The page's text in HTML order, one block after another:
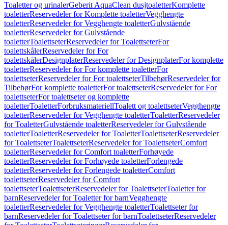
Toaletter og urinalerGeberit AquaClean dusjtoaletterKomplette
toaletterReservedeler for Komplette toaletterVegghengte
toaletterReservedeler for Vegghengte toaletterGulvstående
toaletterReservedeler for Gulvstående
toaletterToalettseterReservedeler for ToalettseterFor
toalettskålerReservedeler for For
toalettskålerDesignplaterReservedeler for DesignplaterFor komplette
toaletterReservedeler for For komplette toaletterFor
toalettseterReservedeler for For toalettseterTilbehørReservedeler for
TilbehørFor komplette toaletterFor toalettseterReservedeler for For
toalettseterFor toalettseter og komplette
toaletterToaletterForbruksmateriellToalett og toalettseterVegghengte
toaletterReservedeler for Vegghengte toaletterToaletterReservedeler
for ToaletterGulvstående toaletterReservedeler for Gulvstående
toaletterToaletterReservedeler for ToaletterToalettseterReservedeler
for ToalettseterToalettseterReservedeler for ToalettseterComfort
toaletterReservedeler for Comfort toaletterForhøyede
toaletterReservedeler for Forhøyede toaletterForlengede
toaletterReservedeler for Forlengede toaletterComfort
toalettseterReservedeler for Comfort
toalettseterToalettseterReservedeler for ToalettseterToaletter for
barnReservedeler for Toaletter for barnVegghengte
toaletterReservedeler for Vegghengte toaletterToalettseter for
barnReservedeler for Toalettseter for barnToalettseterReservedeler